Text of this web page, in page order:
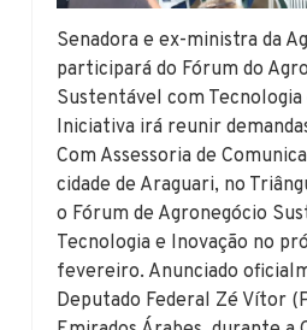
Senadora e ex-ministra da
participará do Fórum do
Sustentável com Tecnologia
Iniciativa irá reunir
Com Assessoria de
cidade de Araguari, no
o Fórum de Agronegócio
Tecnologia e Inovação no
fevereiro. Anunciado
Deputado Federal Zé Vítor